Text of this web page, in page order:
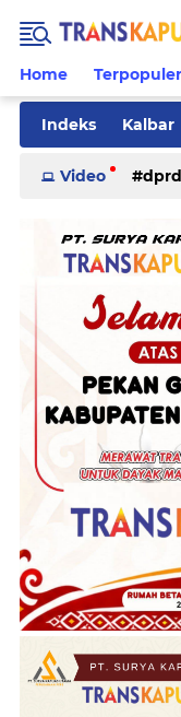
Home Terpopuler
Indeks Kalbar
Pilkades
Video